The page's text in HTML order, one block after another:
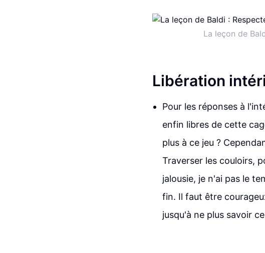
La leçon de
Libération
Pour les réponses à
enfin libres de cette
plus à ce jeu ?
Traverser les couloirs,
jalousie, je n'ai pas le
fin. Il faut être
jusqu'à ne plus savoir